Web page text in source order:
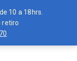
10 a 18hrs.
retiro